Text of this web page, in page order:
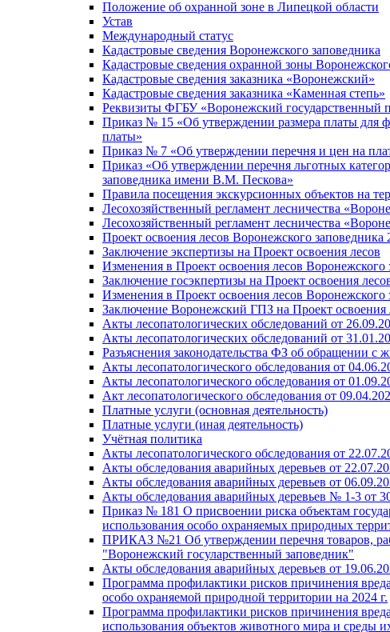
Положение об охранной зоне в Липецкой области
Устав
Международный статус
Кадастровые сведения Воронежского заповедника
Кадастровые сведения охранной зоны
Кадастровые сведения заказника «Воронежский»
Кадастровые сведения заказника «Каменная степь»
Реквизиты ФГБУ «Воронежский государственный
Приказ № 15 «Об утверждении размера платы для
платы»
Приказ № 7 «Об утверждении перечня и цен на
Приказ «Об утверждении перечня льготных
заповедника имени В.М. Пескова»
Правила посещения экскурсионных объектов на
Лесохозяйственный регламент лесничества
Лесохозяйственный регламент лесничества
Проект освоения лесов Воронежского заповедника
Заключение экспертизы на Проект освоения лесов
Изменения в Проект освоения лесов Воронежского
Заключение госэкпертизы на Проект освоения
Изменения в Проект освоения лесов Воронежского
Заключение Воронежский ГПЗ на Проект освоения
Акты лесопатологических обследований от
Акты лесопатологических обследований от
Разъяснения законодательства ФЗ об обращении с
Акты лесопатологического обследования от
Акты лесопатологического обследования от
Акт лесопатологического обследования от
Платные услуги (основная деятельность)
Платные услуги (иная деятельность)
Учётная политика
Акты лесопатологического обследования от
Акты обследования аварийных деревьев от
Акты обследования аварийных деревьев от
Акты обследования аварийных деревьев № 1-3 от
Приказ № 181 О присвоении риска объектам
использования особо охраняемых природных
ПРИКАЗ №21 Об утверждении перечня товаров,
"Воронежский госуларственный заповедник"
Акты обследования аварийных деревьев от
Программа профилактики рисков причинения
особо охраняемой природной территории на 2024 г.
Программа профилактики рисков причинения
использования объектов животного мира и среды